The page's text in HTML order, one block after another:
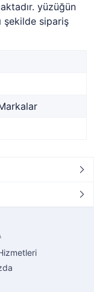
yüzüğün
şekilde sipariş